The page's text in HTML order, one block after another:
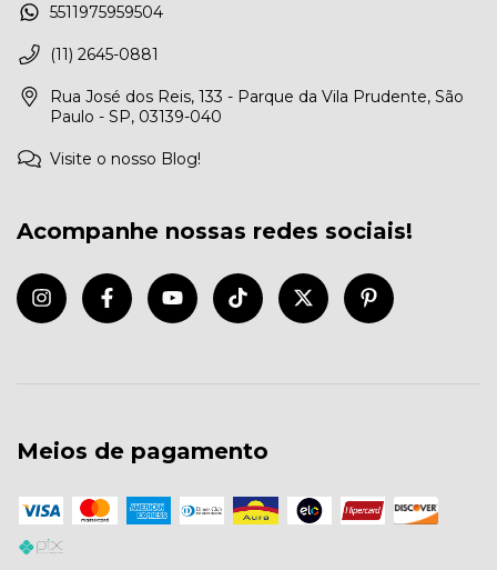
5511975959504
(11) 2645-0881
Rua José dos Reis, 133 - Parque da Vila Prudente, São
Paulo - SP, 03139-040
Visite o nosso Blog!
Acompanhe nossas redes sociais!
Meios de pagamento